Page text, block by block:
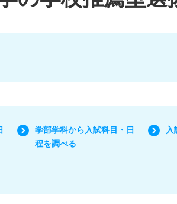
学部学科から入試科目・日
程を調べる